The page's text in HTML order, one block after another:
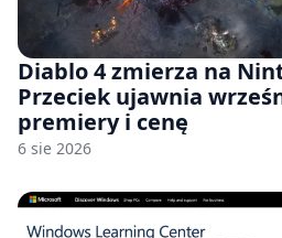
Diablo 4 zmierza na
Przeciek ujawnia
premiery i cenę
6 sie 2026